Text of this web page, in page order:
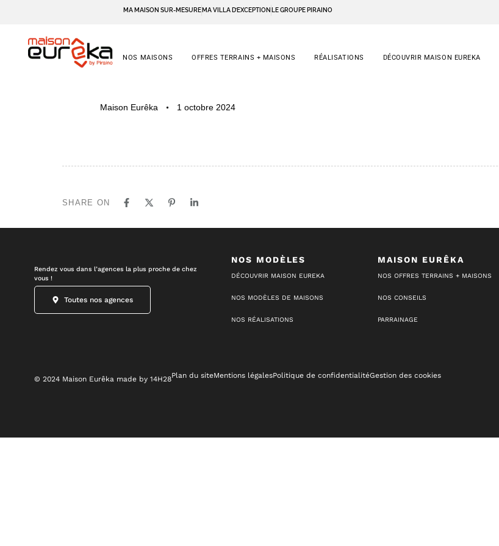
MA MAISON SUR-MESURE MA VILLA D’EXCEPTION LE GROUPE PIRAINO
NOS MAISONS OFFRES TERRAINS + MAISONS RÉALISATIONS DÉCOUVRIR MAISON EUREKA
Maison Eurêka
1 octobre 2024
SHARE ON
Rendez vous dans l’agences la plus proche de chez
vous !
Toutes nos agences
NOS MODÈLES
DÉCOUVRIR MAISON EUREKA
NOS MODÈLES DE MAISONS
NOS RÉALISATIONS
MAISON EURÊKA
NOS OFFRES TERRAINS + MAISONS
NOS CONSEILS
PARRAINAGE
© 2024 Maison Eurêka made by 14H28Plan du siteMentions légalesPolitique de confidentialitéGestion des cookies